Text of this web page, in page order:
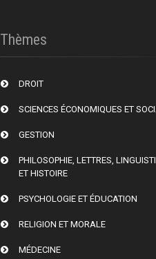
Thèmes
DROIT
SCIENCES ÉCONOMIQUES ET
GESTION
PHILOSOPHIE, LETTRES,
ET HISTOIRE
PSYCHOLOGIE ET ÉDUCATION
RELIGION ET MORALE
MÉDECINE